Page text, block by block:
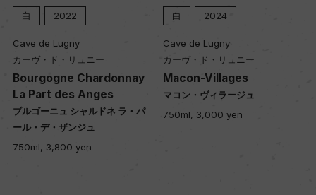
パ
Cave de Lugny
カーヴ・ド・リュニー
Macon-Villages
マコン・ヴィラージュ
750ml, 3,000 yen
Clos du Moulin Aux Moines
クロ・デュ・ムーラン・オー・
ワーヌ
Auxey-Duresses
aux Moines Blanc